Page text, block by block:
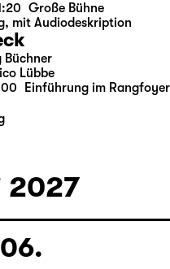
Große Bühne
, mit Audiodeskription
Büchner
Lübbe
Einführung im Rangfoyer
2027